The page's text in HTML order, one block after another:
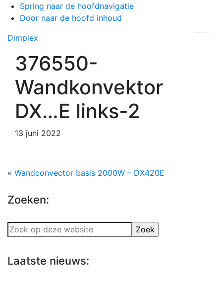
Spring naar de hoofdnavigatie
Door naar de hoofd inhoud
Dimplex
Header
Rechts
376550-
Wandkonvektor
DX…E links-2
13 juni 2022
« Wandconvector basis 2000W – DX420E
Zoeken:
Zoek
op
website
Laatste nieuws: